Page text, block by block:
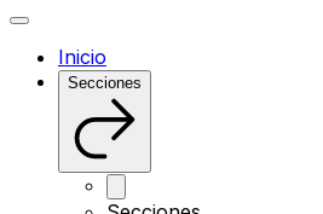
Inicio
Secciones